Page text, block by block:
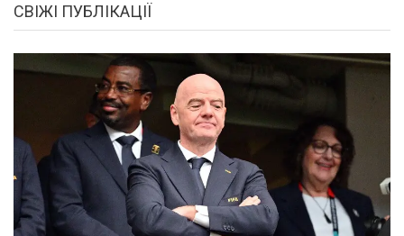
СВІЖІ ПУБЛІКАЦІЇ